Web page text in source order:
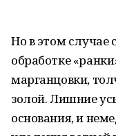
Но в этом случае
обработке
марганцовки,
золой. Лишние
основания, и